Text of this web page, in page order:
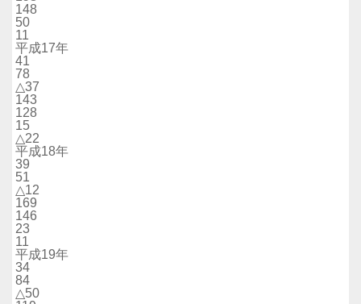
148
50
11
平成17年
41
78
△37
143
128
15
△22
平成18年
39
51
△12
169
146
23
11
平成19年
34
84
△50